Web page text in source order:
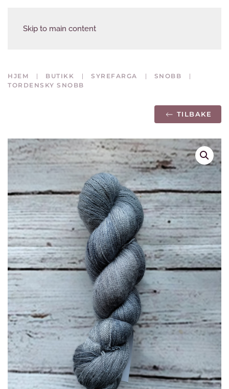
Skip to main content
HJEM BUTIKK SYREFARGA
SNOBB
TORDENSKY SNOBB
TILBAKE